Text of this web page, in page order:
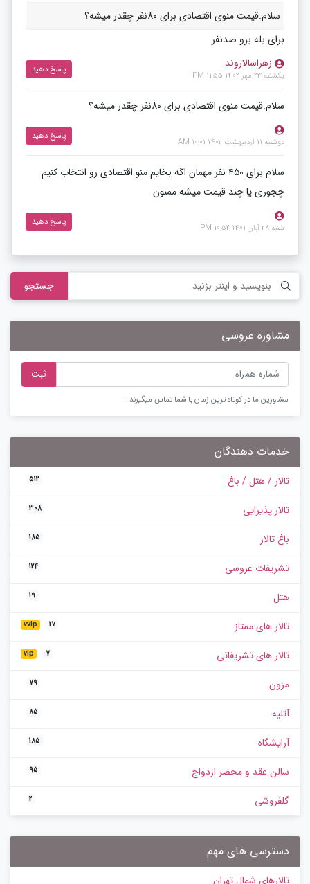
سلام.قیمت منوی اقتصادی برای 80نفر چقدر میشه؟
برای بله برو صدنفر
زهراسالاروند
یکشنبه 23 مهر 1402 11:55 PM
پاسخ دهید
سلام.قیمت منوی اقتصادی برای 80نفر چقدر میشه؟
دوشنبه 11 اردیبهشت 1402 10:01 AM
پاسخ دهید
سلام برای ۴۵٠ نفر مهمان اگه بخایم منو اقتصادی رو انتخاب کنیم
چجوری یا چند قیمت میشه ممنون
شنبه 28 آبان 1401 10:52 PM
پاسخ دهید
جستجو
مشاوره عروسی
ثبت
مشاورین ما در کوتاه ترین زمان با شما تماس میگیرند .
خدمات دهندگان
تالار / هتل / باغ 512
تالار پذیرایی 308
باغ تالار 185
تشریفات عروسی 124
هتل 19
تالار های ممتاز vvip 17
تالار های تشریفاتی vip 7
مزون 79
آتلیه 85
آرایشگاه 185
سالن عقد و محضر ازدواج 95
گلفروشی 2
دسترسی های مهم
تالارهای شمال تهران